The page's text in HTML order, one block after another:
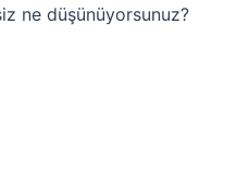
ne düşünüyorsunuz?